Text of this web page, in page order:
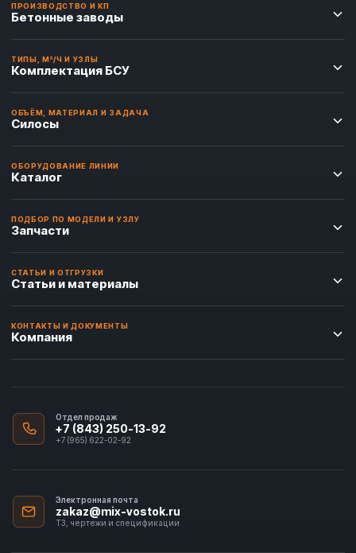
ПРОИЗВОДСТВО И КП
Бетонные заводы
ТИПЫ, М³/Ч И УЗЛЫ
Комплектация БСУ
ОБЪЁМ, МАТЕРИАЛ И ЗАДАЧА
Силосы
ОБОРУДОВАНИЕ ЛИНИИ
Каталог
ПОДБОР ПО МОДЕЛИ И УЗЛУ
Запчасти
СТАТЬИ И ОТГРУЗКИ
Статьи и материалы
КОНТАКТЫ И ДОКУМЕНТЫ
Компания
Отдел продаж
+7 (843) 250-13-92
+7 (965) 622-02-92
Электронная почта
zakaz@mix-vostok.ru
ТЗ, чертежи и спецификации